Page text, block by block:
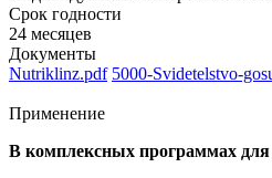
Срок годности
24 месяцев
Документы
Nutriklinz.pdf 5000-Svidetelstvo-
Применение
В комплексных программах для